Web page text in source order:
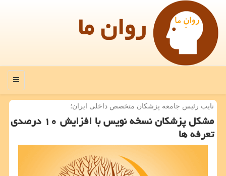
روان ما
منو
نایب رئیس جامعه پزشكان متخصص داخلی ایران؛
مشكل پزشكان نسخه نویس با افزایش ۱۰ درصدی
تعرفه ها